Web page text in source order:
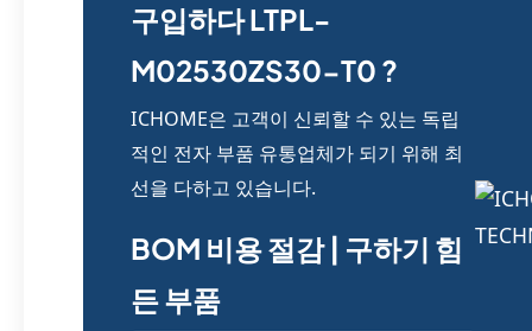
구입하다 LTPL-
M02530ZS30-T0 ?
ICHOME은 고객이 신뢰할 수 있는 독립
적인 전자 부품 유통업체가 되기 위해 최
선을 다하고 있습니다.
BOM 비용 절감 | 구하기 힘
든 부품